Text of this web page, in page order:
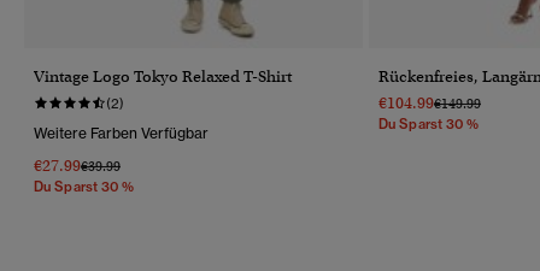
Vintage Logo Tokyo Relaxed T-Shirt
(2)
Weitere Farben Verfügbar
€27.99Preis Wurde Reduziert Von
€39.99Bis
Du Sparst 30 %
Rückenfreies,
€104.99Preis Wurde
€149.99Bis
Du Sparst 30 %